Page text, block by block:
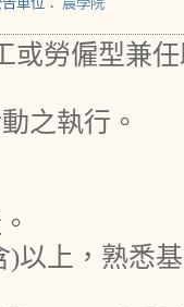
或勞僱型兼
之執行。
)以上，熟悉